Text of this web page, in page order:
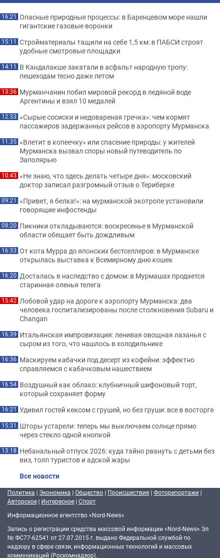
16:21 Опасные природные процессы: в Баренцевом море нашли
гигантские газовые воронки
15:11 Стройматериалы тащили на себе 1,5 км: в ПАБСИ строят
удобные смотровые площадки
14:11 В Кандалакше закатали в асфальт народную тропу:
пешеходам тесно даже летом
13:36 Мурманчанин побил мировой рекорд в ледяной воде
Аргентины и взял 10 медалей
12:33 «Сырые сосиски и недовареная гречка»: чем кормят
пассажиров задержанных рейсов в аэропорту Мурманска
11:35 «Влетит в копеечку» или спасение природы: у жителей
Мурманска вызвал споры новый путеводитель по
Заполярью
10:43 «Не знаю, что здесь делать четыре дня»: московский
доктор записал разгромный отзыв о Териберке
09:21 «Привет, я белка!»: на мурманской экотропе установили
говорящие инфостенды
08:20 Пикники откладываются: воскресенье в Мурманской
области обещает быть дождливым
16:33 От кота Мурра до японских бестселлеров: в Мурманске
открылась выставка к Всемирному дню кошек
16:20 Досталась в наследство с домом: в Мурмашах продается
старинная оленья телега
15:42 Лобовой удар на дороге к аэропорту Мурманска: два
человека госпитализированы после столкновения Subaru и
Changan
16:39 Итальянская импровизация: ленивая овощная лазанья с
сыром из того, что нашлось в холодильнике
16:36 Маскируем кабачки под десерт из кофейни: эффектно
справляемся с кабачковым нашествием
16:54 Воздушный как облако: клубничный шифоновый торт,
который сохраняет форму
16:21 Удивил гостей кексом с грушей, но без груши: все в восторге
15:31 Шторы устарели: теперь мы выключаем солнце прямо
через стекло одной кнопкой
13:18 Небанальный отпуск 2026: куда тайно рвануть с детьми без
виз, толп туристов и адской жары
Все новости
Политика | Экономика | Общество | Происшествия | Фоторепортажи |
Авторское | Интересное | Спорт
Информационное агентство «Nord-News»
Запись о регистрации средства массовой информации «Nord-News» Эл
№ ФС77-62541 от 27.07.2015 г. выдано Федеральной службой по
надзору в сфере связи, информационных технологий и массовых
коммуникаций (Роскомнадзор).